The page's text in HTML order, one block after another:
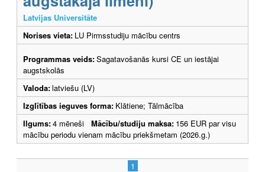
Latvijas Universitāte
Norises vieta: LU Pirmsstudiju mācību centrs
Programmas veids:Sagatavošanās kursi CE un iestājai
augstskolās
Valoda:latviešu (LV)
Izglītības ieguves forma: Klātiene; Tālmācība
Ilgums:4 mēneši Mācību/studiju maksa: 156 EUR par visu
mācību periodu vienam mācību priekšmetam (2026.g.)
1